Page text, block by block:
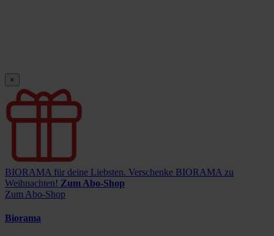
×
BIORAMA für deine Liebsten. Verschenke BIORAMA zu
Weihnachten! Zum Abo-Shop
Zum Abo-Shop
Biorama